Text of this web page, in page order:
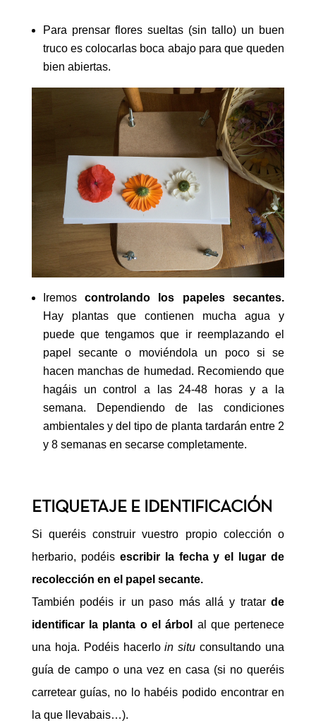
Para prensar flores sueltas (sin tallo) un buen
truco es colocarlas boca abajo para que queden
bien abiertas.
Iremoscontrolando los papeles secantes.
Hay plantas que contienen mucha agua y
puede que tengamos que ir reemplazando el
papel secante o moviéndola un poco si se
hacen manchas de humedad. Recomiendo que
hagáis un control a las 24-48 horas y a la
semana. Dependiendo de las condiciones
ambientales y del tipo de planta tardarán entre 2
y 8 semanas en secarse completamente.
ETIQUETAJE E IDENTIFICACIÓN
Si queréis construir vuestro propio colección o
herbario, podéis escribir la fecha y el lugar de
recolección en el papel secante.
También podéis ir un paso más allá y tratarde
identificar la planta o el árbol
al que pertenece
una hoja. Podéis hacerloin situ consultando una
guía de campo o una vez en casa (si no queréis
carretear guías, no lo habéis podido encontrar en
la que llevabais…).